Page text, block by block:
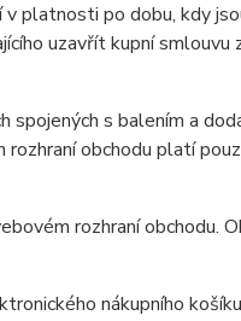
platnosti po dobu, kdy
uzavřít kupní smlouvu
s balením a
obchodu platí
rozhraní obchodu.
nákupního